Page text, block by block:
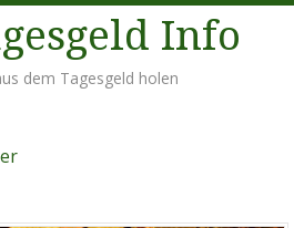
Info
dem Tagesgeld holen